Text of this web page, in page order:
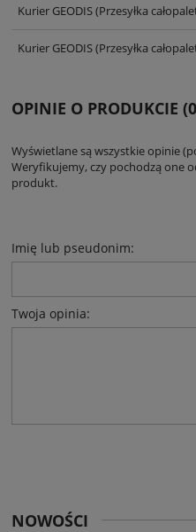
Kurier GEODIS(Przesyłka
Kurier GEODIS(Przesyłka
OPINIE O PRODUKCIE
Wyświetlane są wszystkie opinie
Weryfikujemy, czy pochodzą one
produkt.
Imię lub pseudonim:
Twoja opinia:
NOWOŚCI